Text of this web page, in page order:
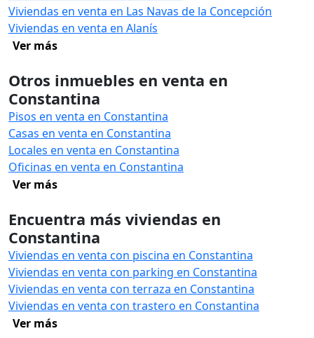
Viviendas en venta en Las Navas de la Concepción
Viviendas en venta en Alanís
Ver más
Otros inmuebles en venta en
Constantina
Pisos en venta en Constantina
Casas en venta en Constantina
Locales en venta en Constantina
Oficinas en venta en Constantina
Ver más
Encuentra más viviendas en
Constantina
Viviendas en venta con piscina en Constantina
Viviendas en venta con parking en Constantina
Viviendas en venta con terraza en Constantina
Viviendas en venta con trastero en Constantina
Ver más